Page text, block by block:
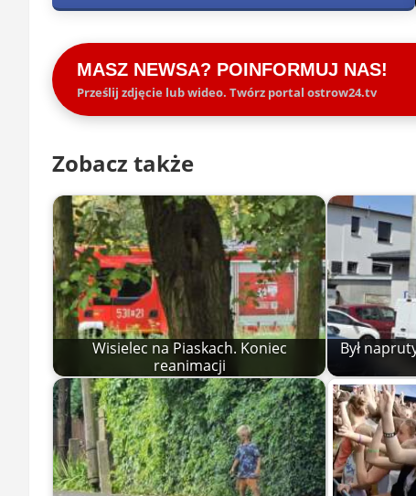
MASZ NEWSA? POINFORMUJ NAS!
Prześlij zdjęcie lub wideo. Twórz portal ostrow24.tv
Zobacz także
Wisielec na Piaskach. Koniec
reanimacji
Był